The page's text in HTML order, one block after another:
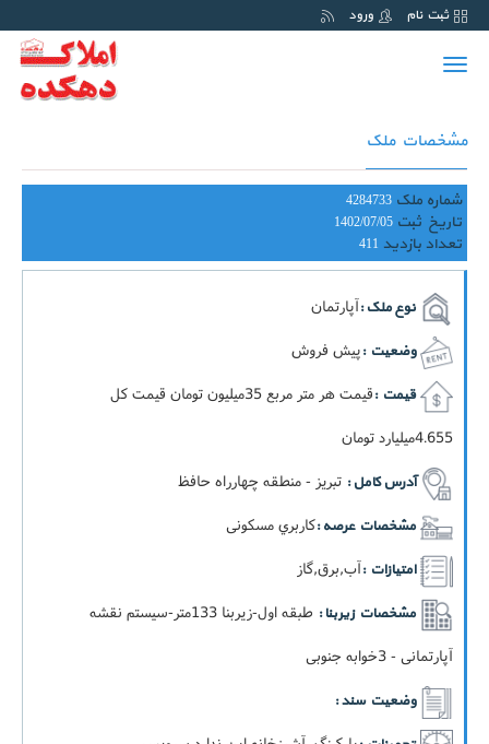
ثبت نام ورود
Toggle
مشخصات ملک
شماره ملک 4284733
تاریخ ثبت 1402/07/05
تعداد بازدید 411
نوع ملک :آپارتمان
وضعیت :پیش فروش
قیمت :
قيمت هر متر مربع 35ميليون تومان قيمت کل
4.655ميليارد تومان
آدرس کامل : تبریز - منطقه چهارراه حافظ
مشخصات عرصه :کاربري مسکونی
امتیازات :آب,برق,گاز
مشخصات زیربنا :
طبقه اول-زيربنا 133متر-سيستم نقشه
آپارتمانی - 3خوابه جنوبی
وضعیت سند :